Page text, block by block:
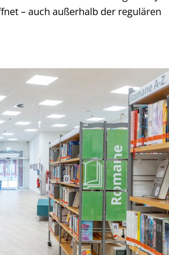
– auch außerhalb der regulären